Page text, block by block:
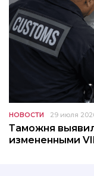
НОВОСТИ 29 июля
Таможня
измененными